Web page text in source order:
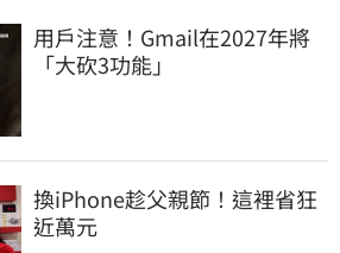
用戶注意！Gmail在2027年將
「大砍3功能」
換iPhone趁父親節！這裡省狂
近萬元